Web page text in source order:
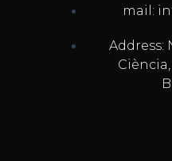
mail:
Address:
Ciència,